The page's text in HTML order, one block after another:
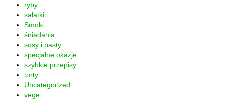
ryby
sałatki
Smoki
śniadania
sosy i pasty
specjalne okazje
szybkie przepisy
torty
Uncategorized
vege